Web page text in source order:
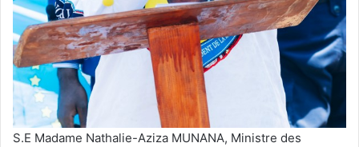
S.E Madame Nathalie-Aziza MUNANA, Ministre des